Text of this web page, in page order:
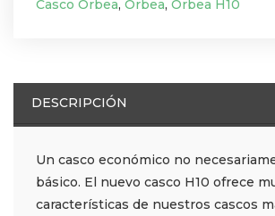
Casco Orbea, Orbea, Orbea H10
DESCRIPCIÓN
Un casco económico no
básico. El nuevo casco H10 ofrece
características de nuestros cascos